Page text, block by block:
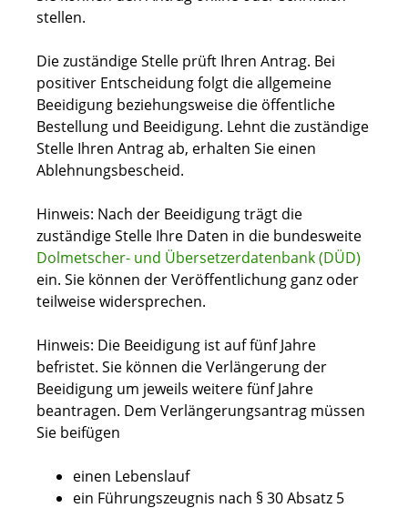
stellen.
Die zuständige Stelle prüft Ihren Antrag. Bei
positiver Entscheidung folgt die allgemeine
Beeidigung beziehungsweise die öffentliche
Bestellung und Beeidigung. Lehnt die zuständige
Stelle Ihren Antrag ab, erhalten Sie einen
Ablehnungsbescheid.
Hinweis: Nach der Beeidigung trägt die
zuständige Stelle Ihre Daten in die bundesweite
Dolmetscher- und Übersetzerdatenbank (DÜD)
ein. Sie können der Veröffentlichung ganz oder
teilweise widersprechen.
Hinweis: Die Beeidigung ist auf fünf Jahre
befristet. Sie können die Verlängerung der
Beeidigung um jeweils weitere fünf Jahre
beantragen. Dem Verlängerungsantrag müssen
Sie beifügen
einen Lebenslauf
ein Führungszeugnis nach § 30 Absatz 5